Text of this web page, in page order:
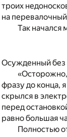
троих
на
Так начался
Осужденный без
фразу до конца,
скрылся в
перед
равно большая
Полностью